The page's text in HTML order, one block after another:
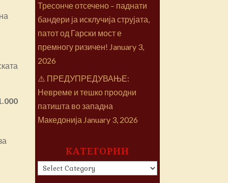
Тресонче отсечено – паднати
бандери ја исклучија струјата,
патот од Гарски мост е
премногу ризичен! January 3,
2026
⚠️ ПРЕДУПРЕДУВАЊЕ:
Невреме и тешко проодни
патишта во западна
Македонија January 3, 2026
КАТЕГОРИИ
КАТЕГОРИИ